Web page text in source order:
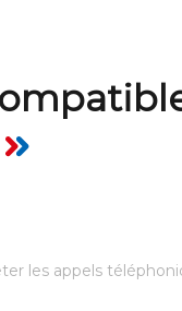
les appels